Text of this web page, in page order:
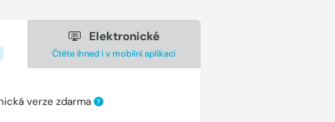
Elektronické
Čtěte ihned i v mobilní aplikaci
verze zdarma ?